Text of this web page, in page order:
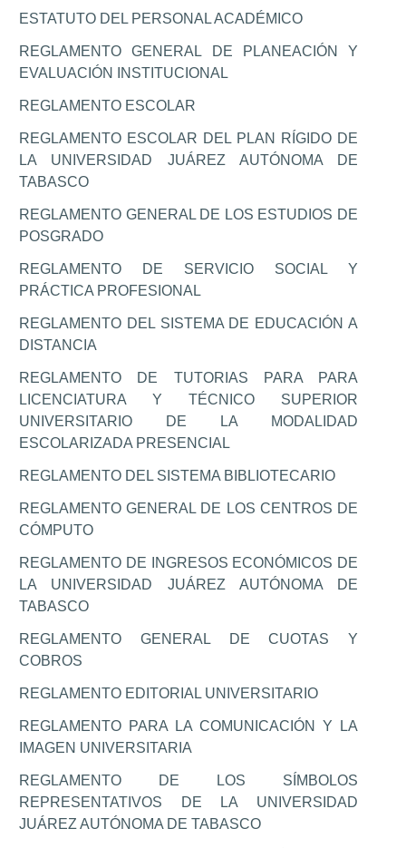
ESTATUTO DEL PERSONAL ACADÉMICO
REGLAMENTO GENERAL DE PLANEACIÓN Y
EVALUACIÓN INSTITUCIONAL
REGLAMENTO ESCOLAR
REGLAMENTO ESCOLAR DEL PLAN RÍGIDO DE
LA UNIVERSIDAD JUÁREZ AUTÓNOMA DE
TABASCO
REGLAMENTO GENERAL DE LOS ESTUDIOS DE
POSGRADO
REGLAMENTO DE SERVICIO SOCIAL Y
PRÁCTICA PROFESIONAL
REGLAMENTO DEL SISTEMA DE EDUCACIÓN A
DISTANCIA
REGLAMENTO DE TUTORIAS PARA PARA
LICENCIATURA Y TÉCNICO SUPERIOR
UNIVERSITARIO DE LA MODALIDAD
ESCOLARIZADA PRESENCIAL
REGLAMENTO DEL SISTEMA BIBLIOTECARIO
REGLAMENTO GENERAL DE LOS CENTROS DE
CÓMPUTO
REGLAMENTO DE INGRESOS ECONÓMICOS DE
LA UNIVERSIDAD JUÁREZ AUTÓNOMA DE
TABASCO
REGLAMENTO GENERAL DE CUOTAS Y
COBROS
REGLAMENTO EDITORIAL UNIVERSITARIO
REGLAMENTO PARA LA COMUNICACIÓN Y LA
IMAGEN UNIVERSITARIA
REGLAMENTO DE LOS SÍMBOLOS
REPRESENTATIVOS DE LA UNIVERSIDAD
JUÁREZ AUTÓNOMA DE TABASCO